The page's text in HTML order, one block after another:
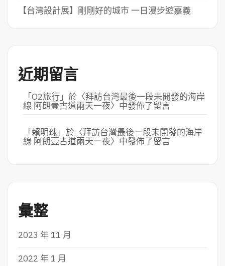
【台灣設計展】剛剛好的城市 一日漫步遊嘉義
近期留言
「O2旅行」於〈拜訪台灣最後一段未開發的海岸
線 阿朗壹古道兩天一夜〉中發佈了留言
「賴明珠」於〈拜訪台灣最後一段未開發的海岸
線 阿朗壹古道兩天一夜〉中發佈了留言
彙整
2023 年 11 月
2022 年 1 月